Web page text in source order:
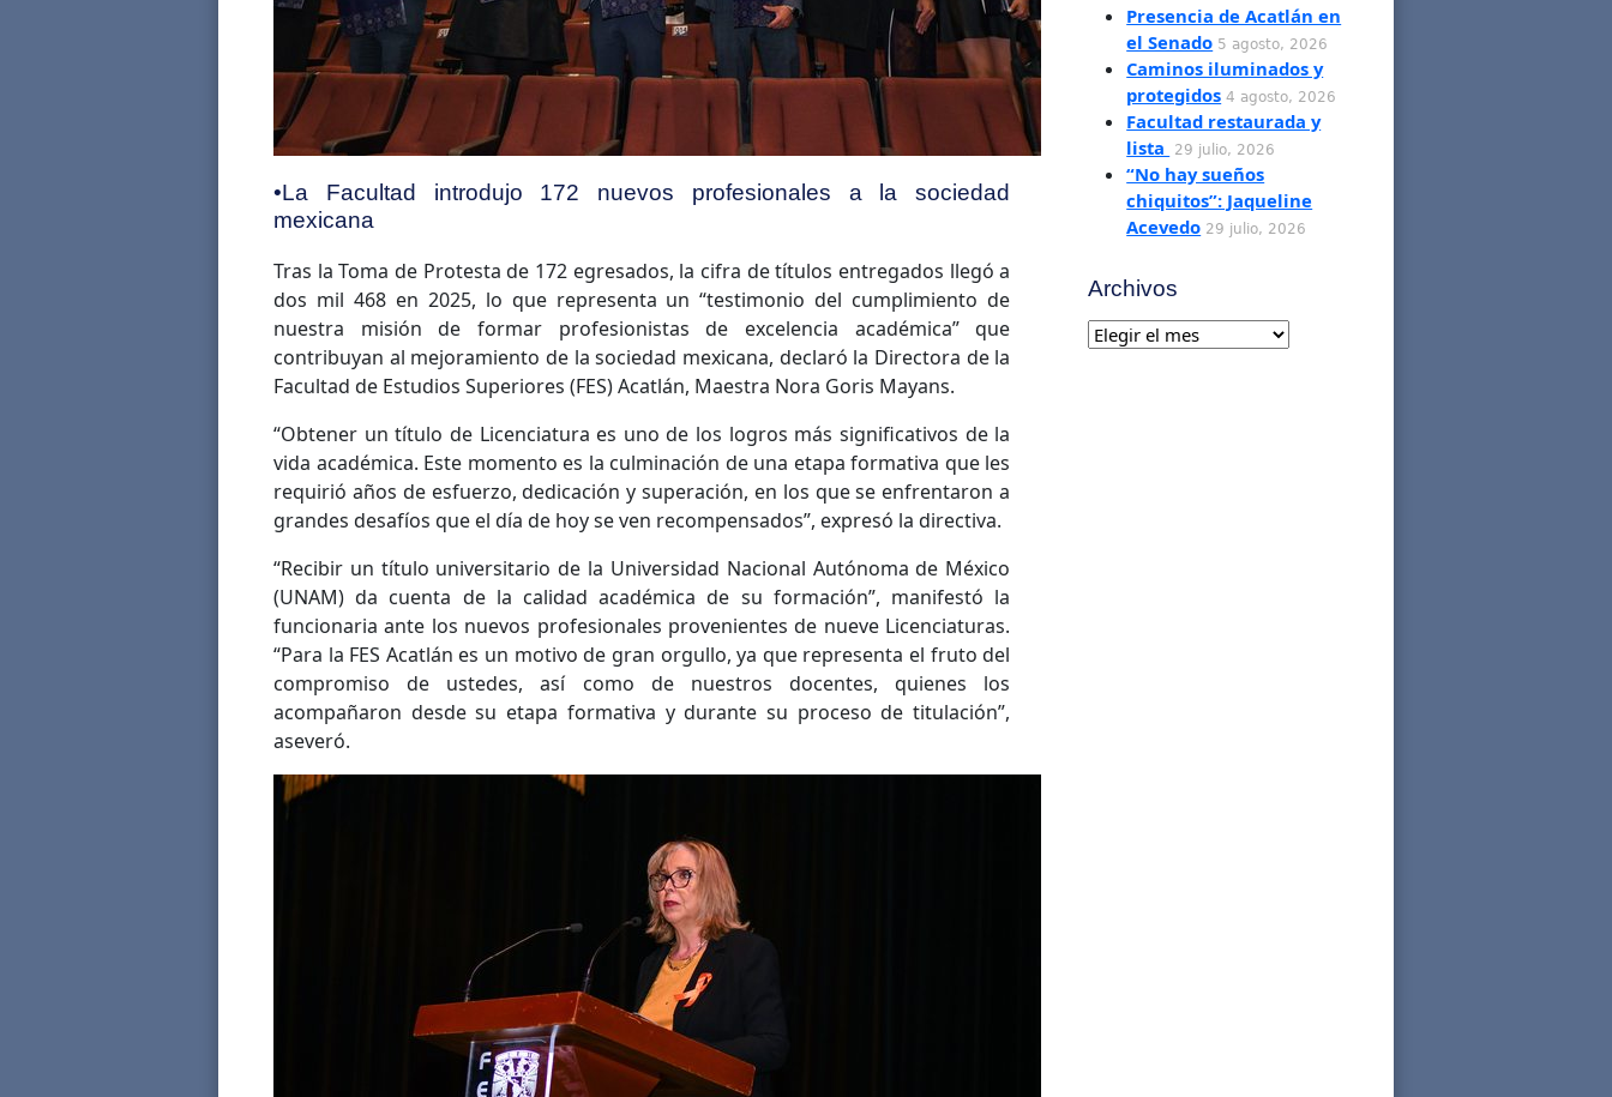
•La Facultad introdujo 172 nuevos profesionales a la sociedad
mexicana
Tras la Toma de Protesta de 172 egresados, la cifra de títulos entregados llegó a
dos mil 468 en 2025, lo que representa un “testimonio del cumplimiento de
nuestra misión de formar profesionistas de excelencia académica” que
contribuyan al mejoramiento de la sociedad mexicana, declaró la Directora de la
Facultad de Estudios Superiores (FES) Acatlán, Maestra Nora Goris Mayans.
“Obtener un título de Licenciatura es uno de los logros más significativos de la
vida académica. Este momento es la culminación de una etapa formativa que les
requirió años de esfuerzo, dedicación y superación, en los que se enfrentaron a
grandes desafíos que el día de hoy se ven recompensados”, expresó la directiva.
“Recibir un título universitario de la Universidad Nacional Autónoma de México
(UNAM) da cuenta de la calidad académica de su formación”, manifestó la
funcionaria ante los nuevos profesionales provenientes de nueve Licenciaturas.
“Para la FES Acatlán es un motivo de gran orgullo, ya que representa el fruto del
compromiso de ustedes, así como de nuestros docentes, quienes los
acompañaron desde su etapa formativa y durante su proceso de titulación”,
aseveró.
Presencia de Acatlán en
el Senado 5 agosto, 2026
Caminos iluminados y
protegidos 4 agosto, 2026
Facultad restaurada y
lista
29 julio, 2026
“No hay sueños
chiquitos”: Jaqueline
Acevedo 29 julio, 2026
Archivos
Archivos